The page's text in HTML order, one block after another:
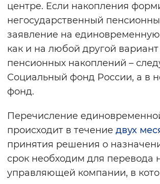
центре. Если накопления
негосударственный
заявление на
как и на любой другой
пенсионных накоплений –
Социальный фонд России, а в
фонд.
Перечисление
происходит в течение двух
принятия решения о
срок необходим для перевода
управляющей компании, в